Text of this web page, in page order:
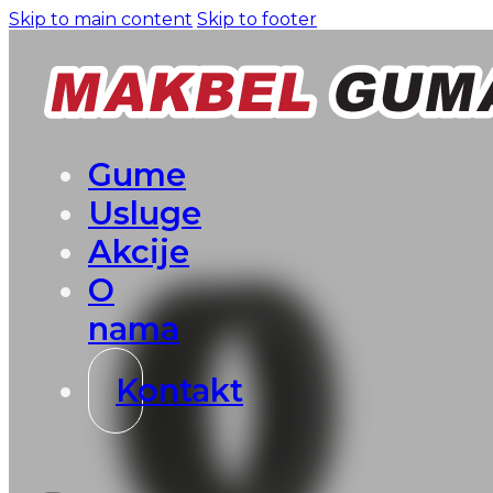
Skip to main content Skip to footer
Gume
Usluge
Akcije
O
nama
Kontakt